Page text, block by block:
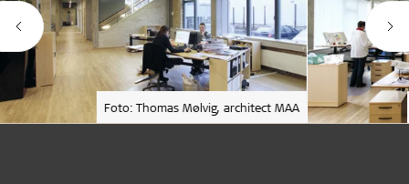
Foto: Thomas Mølvig, architect MAA